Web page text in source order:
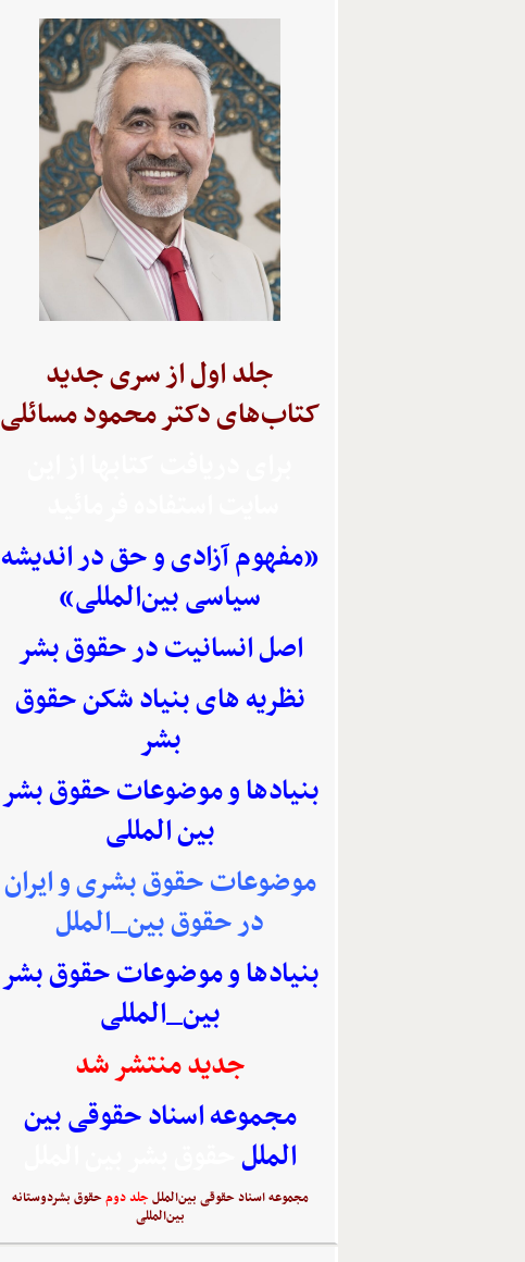
جلد اول از سری جدید
کتاب‌های دکتر محمود مسائلی
«مفهوم آزادی و حق در اندیشه
سیاسی بین‌المللی»
اصل انسانیت در حقوق بشر
نظریه های بنیاد شکن حقوق
بشر
بنیادها و موضوعات حقوق بشر
بین المللی
موضوعات حقوق بشری و ایران
در حقوق بین_الملل
بنیادها و موضوعات حقوق بشر
بین_المللی
جدید منتشر شد
مجموعه اسناد حقوقی بین
الملل
مجموعه اسناد حقوقی بین‌المللجلد دومحقوق بشردوستانه
بین‌المللی